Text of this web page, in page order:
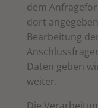
dem
dort
Bearbeitung
Daten geben
weiter.